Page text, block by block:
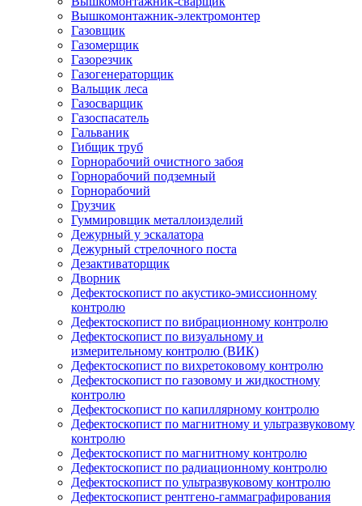
Вышкомонтажник-электромонтер
Газовщик
Газомерщик
Газорезчик
Газогенераторщик
Вальщик леса
Газосварщик
Газоспасатель
Гальваник
Гибщик труб
Горнорабочий очистного забоя
Горнорабочий подземный
Горнорабочий
Грузчик
Гуммировщик металлоизделий
Дежурный у эскалатора
Дежурный стрелочного поста
Дезактиваторщик
Дворник
Дефектоскопист по акустико-эмиссионному
контролю
Дефектоскопист по вибрационному контролю
Дефектоскопист по визуальному и
измерительному контролю (ВИК)
Дефектоскопист по вихретоковому контролю
Дефектоскопист по газовому и жидкостному
контролю
Дефектоскопист по капиллярному контролю
Дефектоскопист по магнитному и ультразвуковому
контролю
Дефектоскопист по магнитному контролю
Дефектоскопист по радиационному контролю
Дефектоскопист по ультразвуковому контролю
Дефектоскопист рентгено-гаммаграфирования